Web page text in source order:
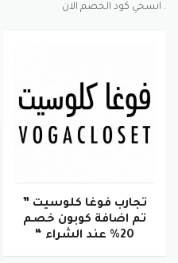
انسخي كود الخصم الان .
تجارب فوغا كلوسيت ”
تم اضافة كوبون خصم
20% عند الشراء “